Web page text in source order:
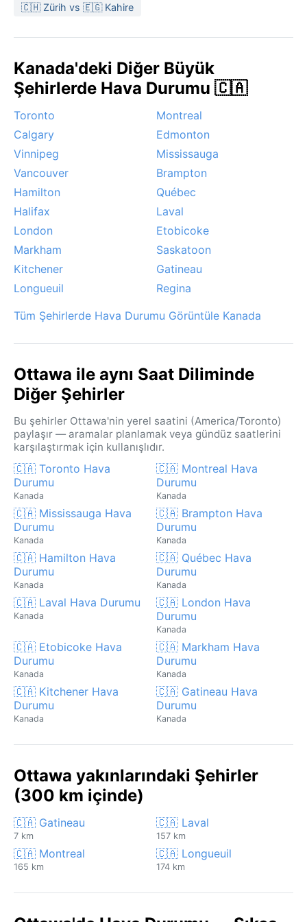
kar yağışları, ilkbaharda nehir taşkınları ve yaz
sayılabilir. Sonbahar renk cümbüşüyle güzeldir ancak
hava hızla soğur. Ottawa’da dört mevsim belirgindir;
her birinin kendine özgü güzelliği ve zorluğu vardır.
🇨🇭 Zürih vs 🇪🇬 Kahire
Kanada'deki Diğer Büyük
Şehirlerde Hava Durumu 🇨🇦
Toronto
Montreal
Calgary
Edmonton
Vinnipeg
Mississauga
Vancouver
Brampton
Hamilton
Québec
Halifax
Laval
London
Etobicoke
Markham
Saskatoon
Kitchener
Gatineau
Longueuil
Regina
Tüm Şehirlerde Hava Durumu Görüntüle Kanada
Ottawa ile aynı Saat Diliminde
Diğer Şehirler
Bu şehirler Ottawa'nin yerel saatini (America/Toronto)
paylaşır — aramalar planlamak veya gündüz saatlerini
karşılaştırmak için kullanışlıdır.
🇨🇦 Toronto Hava
Durumu
Kanada
🇨🇦 Montreal Hava
Durumu
Kanada
🇨🇦 Mississauga Hava
Durumu
Kanada
🇨🇦 Brampton Hava
Durumu
Kanada
🇨🇦 Hamilton Hava
Durumu
Kanada
🇨🇦 Québec Hava
Durumu
Kanada
🇨🇦 Laval Hava Durumu
Kanada
🇨🇦 London Hava
Durumu
Kanada
🇨🇦 Etobicoke Hava
Durumu
Kanada
🇨🇦 Markham Hava
Durumu
Kanada
🇨🇦 Kitchener Hava
Durumu
Kanada
🇨🇦 Gatineau Hava
Durumu
Kanada
Ottawa yakınlarındaki Şehirler
(300 km içinde)
🇨🇦 Gatineau
7 km
🇨🇦 Laval
157 km
🇨🇦 Montreal
165 km
🇨🇦 Longueuil
174 km